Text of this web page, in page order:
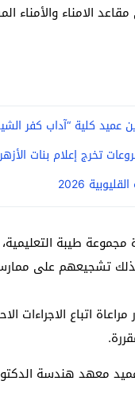
الامناء
عميد كلية “آداب كفر
تخرج إعلام بنات الأزهر
2026
طيبة التعليمية،
تشجيعهم على
اتباع الاجراءات
عميد معهد هندسة